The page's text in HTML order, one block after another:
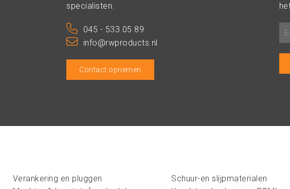
specialisten.
045 - 533 05 89
info@rwproducts.nl
Contact opnemen
Verankering en pluggen
Schuur-en slijpmaterialen